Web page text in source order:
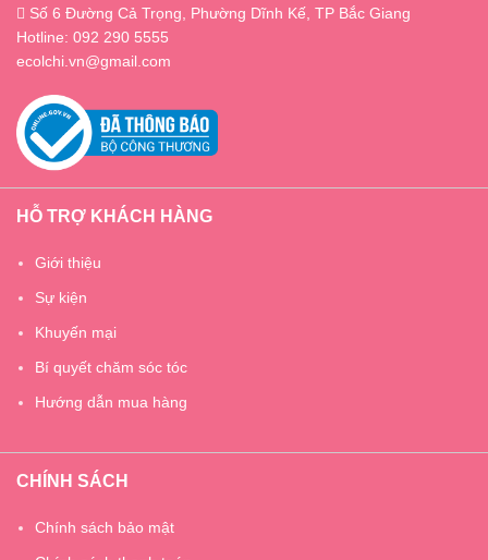
Số 6 Đường Cả Trọng, Phường Dĩnh Kế, TP Bắc Giang
Hotline: 092 290 5555
ecolchi.vn@gmail.com
HỖ TRỢ KHÁCH HÀNG
Giới thiệu
Sự kiện
Khuyến mại
Bí quyết chăm sóc tóc
Hướng dẫn mua hàng
CHÍNH SÁCH
Chính sách bảo mật